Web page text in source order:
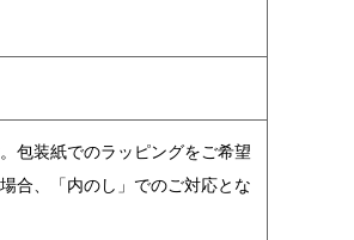
包装紙でのラッピングをご希望
合、「内のし」でのご対応とな